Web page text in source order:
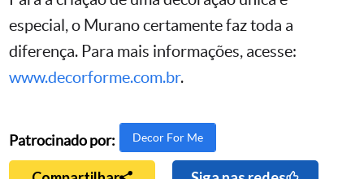
especial, o Murano certamente faz toda a
diferença. Para mais informações, acesse:
www.decorforme.com.br.
Patrocinado por: Decor For Me